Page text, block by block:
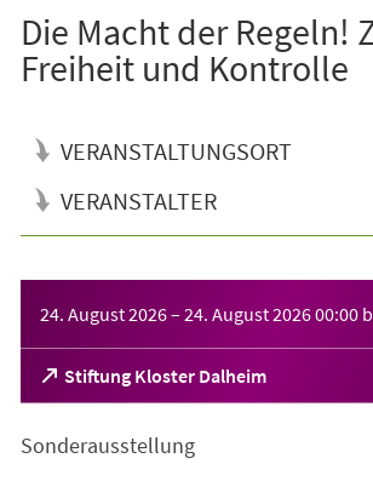
Die Macht der Regeln!
Freiheit und Kontrolle
VERANSTALTUNGSORT
VERANSTALTER
24. August 2026– 24. August 202600:00
Stiftung Kloster Dalheim
(Öffnet
in
neuen
Sonderausstellung